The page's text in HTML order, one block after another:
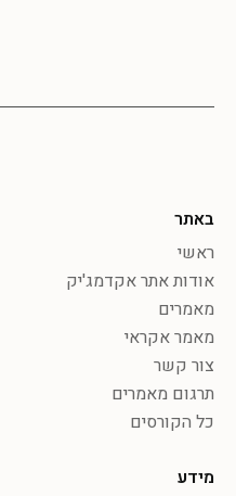
באתר
ראשי
אודות אתר אקדמג'יק
מאמרים
מאמר אקראי
צור קשר
תרגום מאמרים
כל הקורסים
מידע